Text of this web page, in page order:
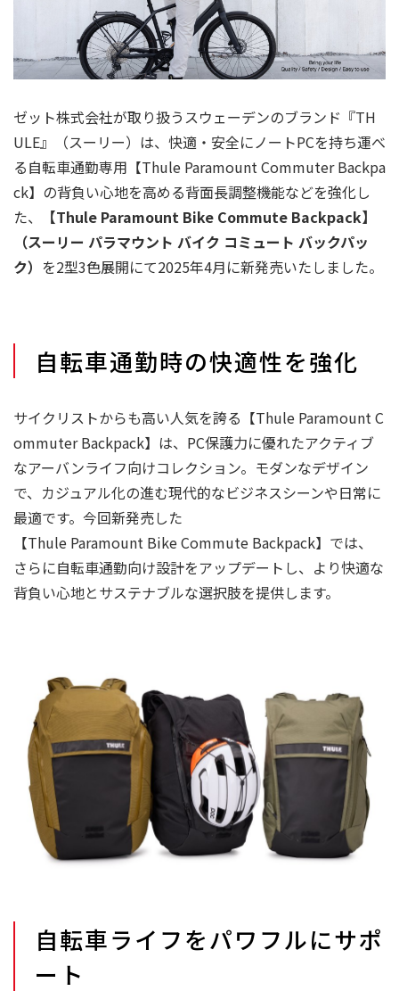
ゼット株式会社が取り扱うスウェーデンのブランド『TH
ULE』（スーリー）は、快適・安全にノートPCを持ち運べ
る自転車通勤専用【Thule Paramount Commuter Backpa
ck】の背負い心地を高める背面長調整機能などを強化し
た、
【Thule Paramount Bike Commute Backpack】
（スーリー パラマウント バイク コミュート バックパッ
ク） を2型3色展開にて2025年4月に新発売いたしました。
自転車通勤時の快適性を強化
サイクリストからも高い人気を誇る【Thule Paramount C
ommuter Backpack】は、PC保護力に優れたアクティブ
なアーバンライフ向けコレクション。モダンなデザイン
で、カジュアル化の進む現代的なビジネスシーンや日常に
最適です。今回新発売した
【Thule Paramount Bike Commute Backpack】では、
さらに自転車通勤向け設計をアップデートし、より快適な
背負い心地とサステナブルな選択肢を提供します。
自転車ライフをパワフルにサポ
ート